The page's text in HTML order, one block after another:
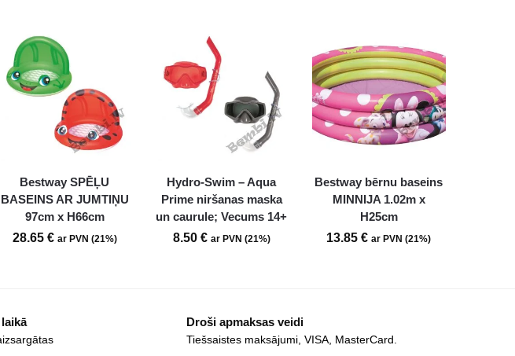
Bestway SPĒĻU
BASEINS AR JUMTIŅU
97cm x H66cm
28.65 € ar PVN (21%)
Hydro-Swim – Aqua
Prime niršanas maska
un caurule; Vecums 14+
8.50 € ar PVN (21%)
Bestway bērnu baseins
MINNIJA 1.02m x
H25cm
13.85€ ar PVN (21%)
Droši apmaksas veidi
Tiešsaistes maksājumi, VISA, MasterCard.